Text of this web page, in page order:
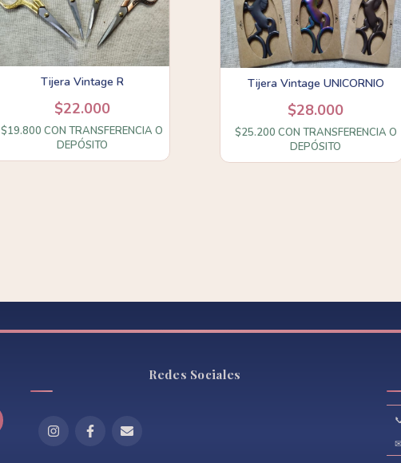
Tijera Vintage R
$22.000
$19.800CON TRANSFERENCIA O
DEPÓSITO
Tijera Vintage UNICORNIO
$28.000
$25.200 CON TRANSFERENCIA O
DEPÓSITO
Redes Sociales